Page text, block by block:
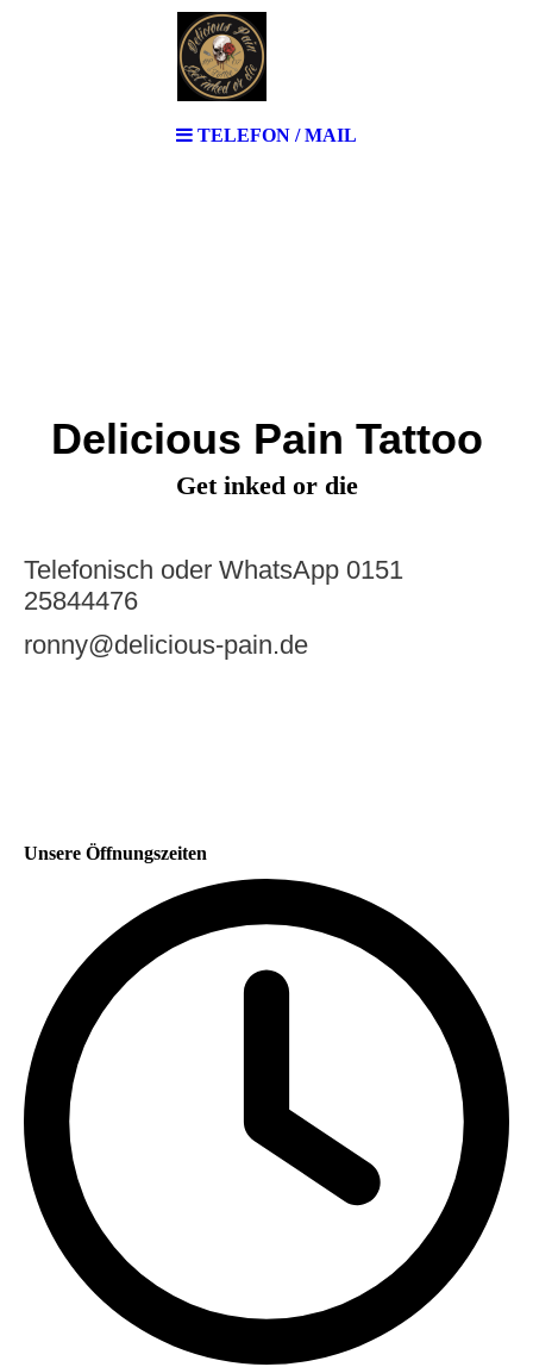
TELEFON / MAIL
Delicious Pain Tattoo
Get inked or die
Telefonisch oder WhatsApp 0151
25844476
ronny@delicious-pain.de
Unsere Öffnungszeiten